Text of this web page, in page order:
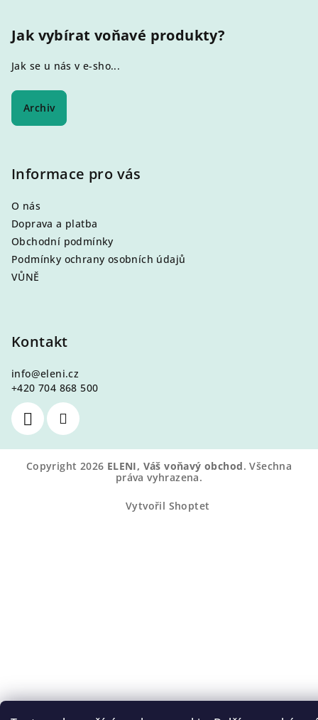
Jak vybírat voňavé produkty?
Jak se u nás v e-sho...
Archiv
Informace pro vás
O nás
Doprava a platba
Obchodní podmínky
Podmínky ochrany osobních údajů
VŮNĚ
Kontakt
info@eleni.cz
+420 704 868 500
Copyright 2026 ELENI, Váš voňavý obchod. Všechna
práva vyhrazena.
Vytvořil Shoptet